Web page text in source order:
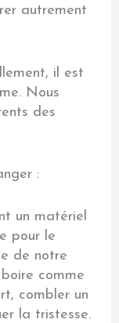
autrement
il est
Nous
des
:
un matériel
pour le
de notre
comme
combler un
la tristesse.